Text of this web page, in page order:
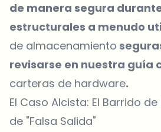
de manera segura
estructurales a menudo
de almacenamiento
revisarse en nuestra guía
carteras de hardware.
El Caso Alcista: El Barrido
de "Falsa Salida"